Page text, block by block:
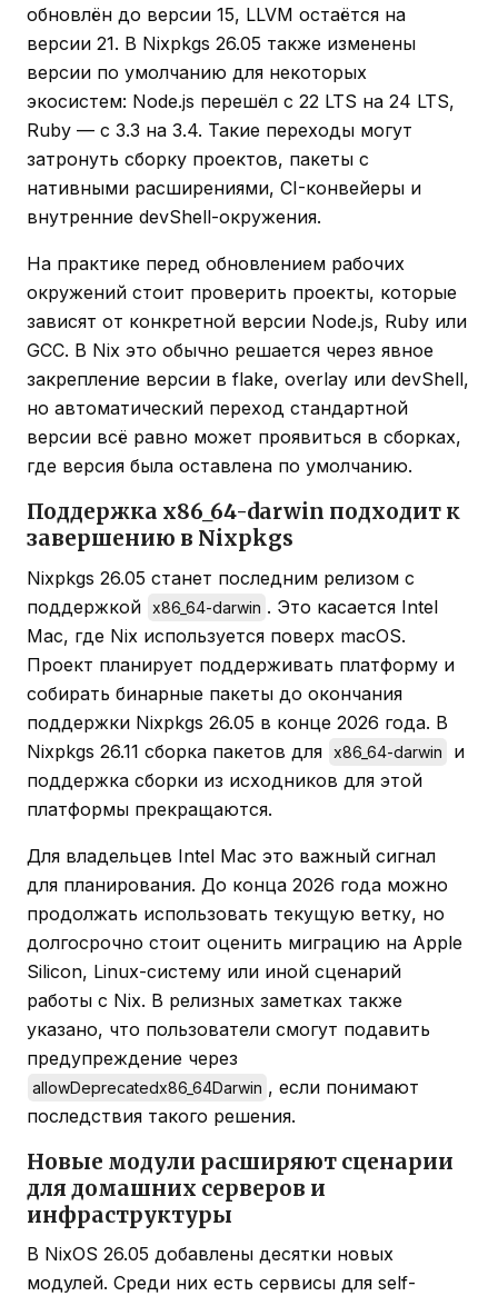
обновлён до версии 15, LLVM остаётся на
версии 21. В Nixpkgs 26.05 также изменены
версии по умолчанию для некоторых
экосистем: Node.js перешёл с 22 LTS на 24 LTS,
Ruby — с 3.3 на 3.4. Такие переходы могут
затронуть сборку проектов, пакеты с
нативными расширениями, CI-конвейеры и
внутренние devShell-окружения.
На практике перед обновлением рабочих
окружений стоит проверить проекты, которые
зависят от конкретной версии Node.js, Ruby или
GCC. В Nix это обычно решается через явное
закрепление версии в flake, overlay или devShell,
но автоматический переход стандартной
версии всё равно может проявиться в сборках,
где версия была оставлена по умолчанию.
Поддержка x86_64-darwin подходит к
завершению в Nixpkgs
Nixpkgs 26.05 станет последним релизом с
поддержкой x86_64-darwin . Это касается Intel
Mac, где Nix используется поверх macOS.
Проект планирует поддерживать платформу и
собирать бинарные пакеты до окончания
поддержки Nixpkgs 26.05 в конце 2026 года. В
Nixpkgs 26.11 сборка пакетов для x86_64-darwin
и
поддержка сборки из исходников для этой
платформы прекращаются.
Для владельцев Intel Mac это важный сигнал
для планирования. До конца 2026 года можно
продолжать использовать текущую ветку, но
долгосрочно стоит оценить миграцию на Apple
Silicon, Linux-систему или иной сценарий
работы с Nix. В релизных заметках также
указано, что пользователи смогут подавить
предупреждение через
allowDeprecatedx86_64Darwin , если понимают
последствия такого решения.
Новые модули расширяют сценарии
для домашних серверов и
инфраструктуры
В NixOS 26.05 добавлены десятки новых
модулей. Среди них есть сервисы для self-